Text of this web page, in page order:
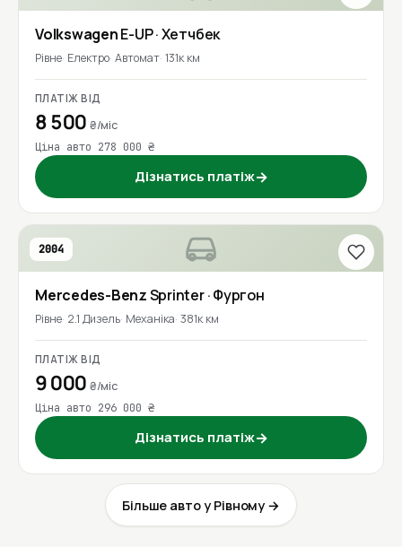
VolkswagenE-UP· Хетчбек
Рівне Електро Автомат 131к км
ПЛАТІЖ ВІД
8 500₴/міс
Ціна авто 278 000 ₴
Дізнатись платіж→
2004
Mercedes-BenzSprinter· Фургон
Рівне 2.1 Дизель Механіка 381к км
ПЛАТІЖ ВІД
9 000₴/міс
Ціна авто 296 000 ₴
Дізнатись платіж→
Більше авто у Рівному →